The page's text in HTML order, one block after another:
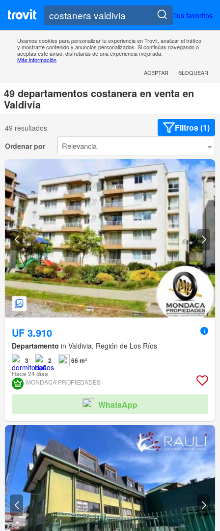
Tus favoritos
Usamos cookies para personalizar tu experiencia en Trovit, analizar el tráfico
y mostrarte contenido y anuncios personalizados. Si continúas navegando o
aceptas este aviso, disfrutarás de una experiencia mejorada.
Más información
ACEPTAR
BLOQUEAR
49 departamentos costanera en venta en
Valdivia
49 resultados Filtros (1)
Ordenar por
UF 3.910
Departamento in Valdivia, Región de Los Ríos
3 2
66 m²
Hace 24 días
MONDACA PROPIEDADES
WhatsApp